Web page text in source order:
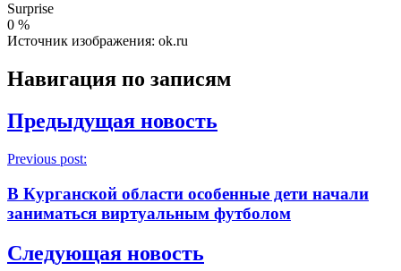
Surprise
0 %
Источник изображения: ok.ru
Навигация по записям
Предыдущая новость
Previous post:
В Курганской области особенные дети начали
заниматься виртуальным футболом
Следующая новость